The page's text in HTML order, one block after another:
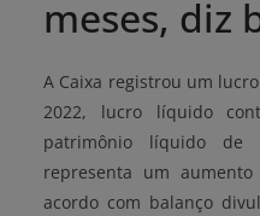
meses, diz
A Caixa registrou um
2022, lucro líquido
patrimônio líquido
representa um
acordo com balanço